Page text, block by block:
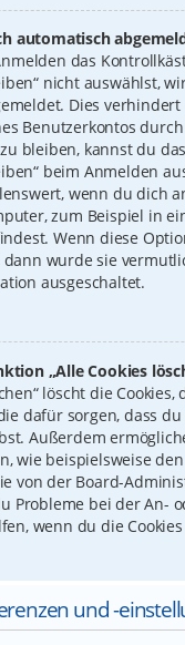
automatisch
das
nicht auswählst,
Dies verhindert
Benutzerkontos
bleiben, kannst du
beim Anmelden
wenn du dich
zum Beispiel in
Wenn diese
dann wurde sie
ausgeschaltet.
„Alle Cookies
löscht die Cookies,
dafür sorgen, dass du
Außerdem
wie beispielsweise den
von der Board-
Probleme bei der An-
wenn du die
und -